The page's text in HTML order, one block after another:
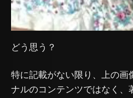
どう思う？
特に記載がない限り、上の画
ナルのコンテンツではなく、